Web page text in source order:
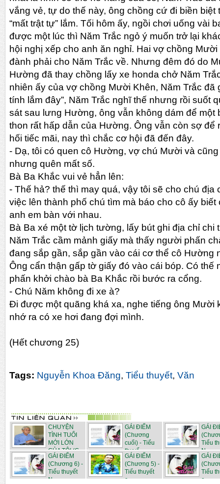
vắng vẻ, tự do thế này, ông chồng cứ đi biền biệt
“mất trật tự” lắm. Tối hôm ấy, ngồi chơi uống vài
được một lúc thì Năm Trắc ngỏ ý muốn trở lại
hội nghị xếp cho anh ăn nghỉ. Hai vợ chồng
đành phải cho Năm Trắc về. Nhưng đêm đó do
Hường đã thay chồng lấy xe honda chở Năm
nhiên ấy của vợ chồng Mười Khên, Năm Trắc đã
tính lắm đây”, Năm Trắc nghĩ thế nhưng rồi suốt
sát sau lưng Hường, ông vẫn không dám để một
thon rất hấp dẫn của Hường. Ông vẫn còn sợ để
hối tiếc mãi, nay thì chắc cơ hội đã đến đây.
- Dạ, tôi có quen cô Hường, vợ chú Mười và
nhưng quên mất số.
Bà Ba Khắc vui vẻ hẳn lên:
- Thế hả? thế thì may quá, vậy tôi sẽ cho chú địa
việc lên thành phố chú tìm mà báo cho cô ấy biết
anh em bàn với nhau.
Bà Ba xé một tờ lịch tường, lấy bút ghi địa chỉ chi
Năm Trắc cầm mảnh giấy mà thấy người phấn
đang sắp gần, sắp gần vào cái cơ thể cô Hường
Ông cẩn thận gấp tờ giấy đó vào cái bóp. Có thế
phấn khởi chào bà Ba Khắc rồi bước ra cổng.
- Chú Năm không đi xe à?
Đi được một quãng khá xa, nghe tiếng ông Mười
nhớ ra có xe hơi đang đợi mình.
(Hết chương 25)
Tags: Nguyễn Khoa Đăng, Tiểu thuyết, Văn
CHUYỆN
TÌNH TUỔI
MỚI LỚN
CỦA TÔI (C...
GÁI ĐIẾM
(Chương
cuối) - Tiểu
thuyế...
GÁI
Tiểu
N...
GÁI ĐIẾM
(Chương 6) -
Tiểu thuyết
N...
GÁI ĐIẾM
(Chương 5) -
Tiểu thuyết
c...
GÁI
Tiểu
c...